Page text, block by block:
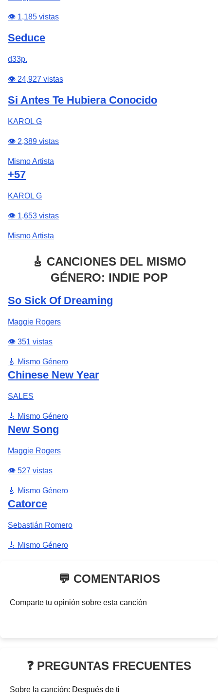
👁️ 1,185 vistas
Seduce
d33p.
👁️ 24,927 vistas
Si Antes Te Hubiera Conocido
KAROL G
👁️ 2,389 vistas
Mismo Artista
+57
KAROL G
👁️ 1,653 vistas
Mismo Artista
🎸 CANCIONES DEL MISMO
GÉNERO: INDIE POP
So Sick Of Dreaming
Maggie Rogers
👁️ 351 vistas
🎸 Mismo Género
Chinese New Year
SALES
🎸 Mismo Género
New Song
Maggie Rogers
👁️ 527 vistas
🎸 Mismo Género
Catorce
Sebastián Romero
🎸 Mismo Género
💬 COMENTARIOS
Comparte tu opinión sobre esta canción
❓ PREGUNTAS FRECUENTES
Sobre la canción: Después de ti